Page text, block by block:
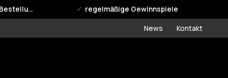
regelmäßige Gewinnspiele
News Kontakt